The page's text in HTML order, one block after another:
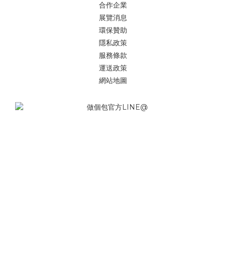
合作企業
展覽消息
環保贊助
隱私政策
服務條款
運送政策
網站地圖